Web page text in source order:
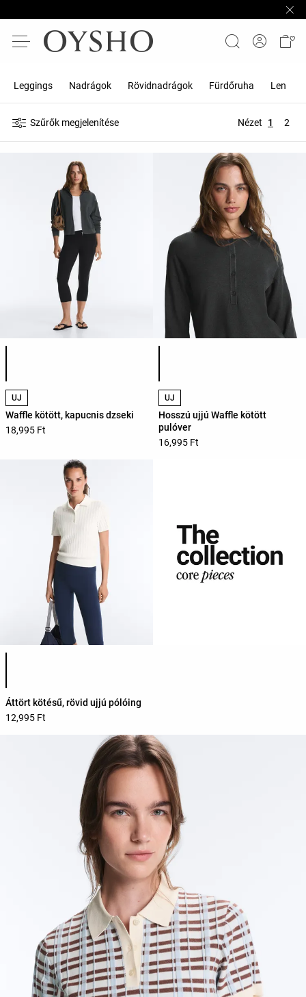
Leggings Nadrágok Rövidnadrágok Fürdőruha Len
Szűrők megjelenítése Nézet 1 2
ÚJ
Waffle kötött, kapucnis dzseki
18,995 Ft
ÚJ
Hosszú ujjú Waffle kötött
pulóver
16,995 Ft
Áttört kötésű, rövid ujjú pólóing
12,995 Ft